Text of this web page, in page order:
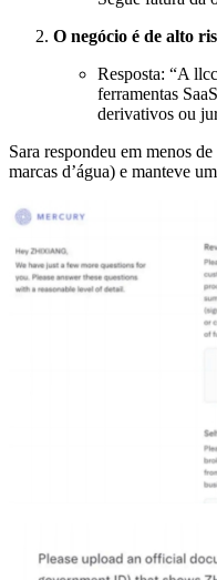
O negócio é de alto
Resposta: “A
ferramentas
derivativos ou
Sara respondeu em menos
marcas d’água) e manteve